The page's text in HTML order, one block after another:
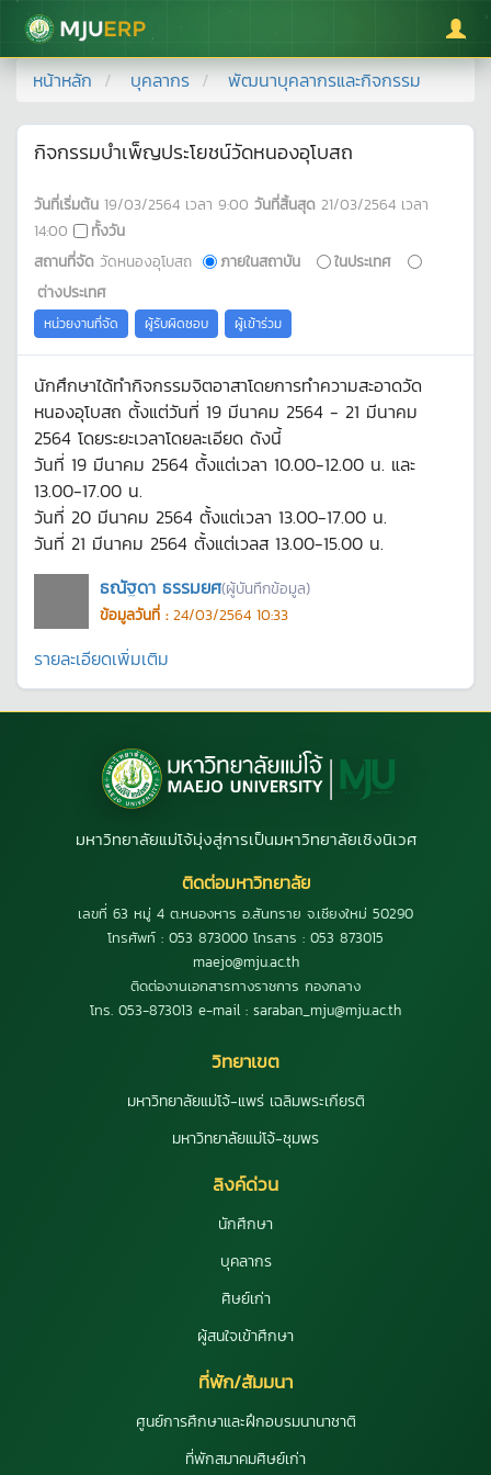
มหาวิทยาลัยแม่โจ้
หน้าหลัก บุคลากร พัฒนาบุคลากรและกิจกรรม
กิจกรรมบำเพ็ญประโยชน์วัดหนองอุโบสถ
วันที่เริ่มต้น 19/03/2564 เวลา 9:00 วันที่สิ้นสุด 21/03/2564 เวลา
14:00
ทั้งวัน
สถานที่จัด วัดหนองอุโบสถ ภายในสถาบัน
ในประเทศ
ต่างประเทศ
หน่วยงานที่จัด ผู้รับผิดชอบ ผู้เข้าร่วม
นักศึกษาได้ทำกิจกรรมจิตอาสาโดยการทำความสะอาดวัด
หนองอุโบสถ ตั้งแต่วันที่ 19 มีนาคม 2564 - 21 มีนาคม
2564 โดยระยะเวลาโดยละเอียด ดังนี้
วันที่ 19 มีนาคม 2564 ตั้งแต่เวลา 10.00-12.00 น. และ
13.00-17.00 น.
วันที่ 20 มีนาคม 2564 ตั้งแต่เวลา 13.00-17.00 น.
วันที่ 21 มีนาคม 2564 ตั้งแต่เวลส 13.00-15.00 น.
ธณัฐดา ธรรมยศ(ผู้บันทึกข้อมูล)
ข้อมูลวันที่ : 24/03/2564 10:33
รายละเอียดเพิ่มเติม
มหาวิทยาลัยแม่โจ้มุ่งสู่การเป็นมหาวิทยาลัยเชิงนิเวศ
ติดต่อมหาวิทยาลัย
เลขที่ 63 หมู่ 4 ต.หนองหาร อ.สันทราย จ.เชียงใหม่ 50290
โทรศัพท์ : 053 873000 โทรสาร : 053 873015
maejo@mju.ac.th
ติดต่องานเอกสารทางราชการ กองกลาง
โทร. 053-873013 e-mail : saraban_mju@mju.ac.th
วิทยาเขต
มหาวิทยาลัยแม่โจ้-แพร่ เฉลิมพระเกียรติ
มหาวิทยาลัยแม่โจ้-ชุมพร
ลิงค์ด่วน
นักศึกษา
บุคลากร
ศิษย์เก่า
ผู้สนใจเข้าศึกษา
ที่พัก/สัมมนา
ศูนย์การศึกษาและฝึกอบรมนานาชาติ
ที่พักสมาคมศิษย์เก่า